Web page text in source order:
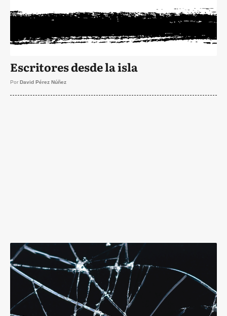
Escritores desde la isla
Por David Pérez Núñez